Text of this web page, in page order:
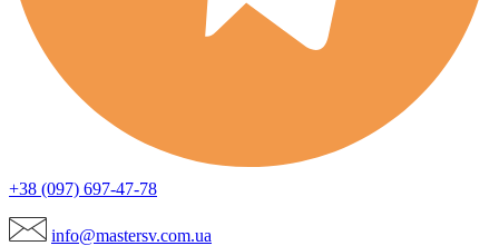
+38 (097) 697-47-78
info@mastersv.com.ua